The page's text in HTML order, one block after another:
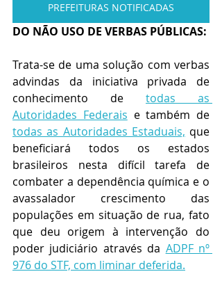
PREFEITURAS NOTIFICADAS
DO NÃO USO DE VERBAS PÚBLICAS:
Trata-se de uma solução com verbas
advindas da iniciativa privada de
conhecimento de todas as
Autoridades Federais
todas as Autoridades Estaduais, que
beneficiará todos os estados
brasileiros nesta difícil tarefa de
combater a dependência química e o
avassalador crescimento das
populações em situação de rua, fato
que deu origem à intervenção do
poder judiciário através da ADPF nº
976 do STF, com liminar deferida.